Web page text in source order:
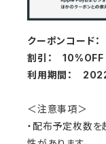
クーポンコード
割引： 10%OFF
利用期間： 2022
＜注意事項＞
・配布予定枚数